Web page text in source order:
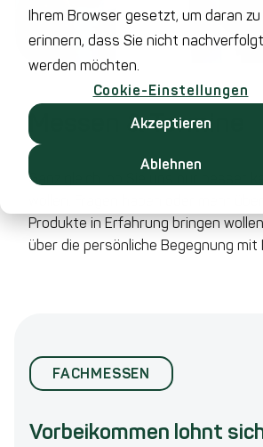
Ihrem Browser gesetzt, um daran zu
erinnern, dass Sie nicht nachverfolgt
werden möchten.
Cookie-Einstellungen
Akzeptieren
Ablehnen
Messen & Termine
Ganz gleich, ob Sie uns nur besser
Produkte in Erfahrung bringen
über die persönliche Begegnung mit
FACHMESSEN
Vorbeikommen lohnt